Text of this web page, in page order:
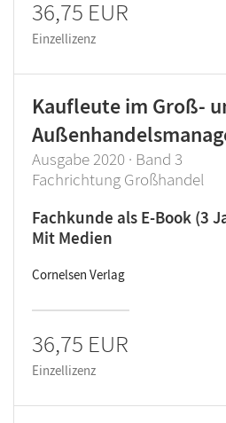
36,75 EUR
Einzellizenz
Kaufleute im Groß-
Ausgabe 2020 · Band 3
Fachrichtung Großhandel
Fachkunde als E-Book (3
Mit Medien
Cornelsen Verlag
36,75 EUR
Einzellizenz